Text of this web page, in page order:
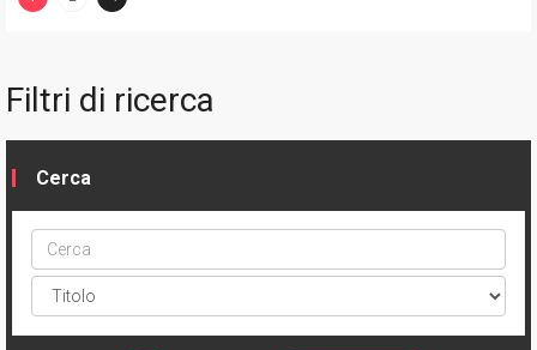
Filtri di ricerca
Cerca
Cerca
ptype